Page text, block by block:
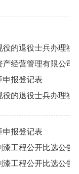
申报登记表
申报登记表
工程公开比选公告
工程公开比选公告